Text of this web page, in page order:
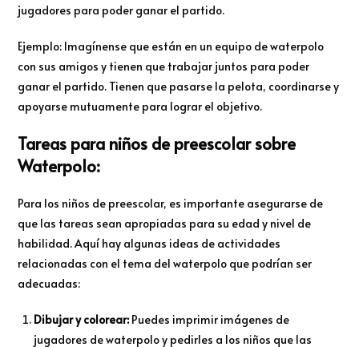
jugadores para poder ganar el partido.
Ejemplo: Imagínense que están en un equipo de waterpolo
con sus amigos y tienen que trabajar juntos para poder
ganar el partido. Tienen que pasarse la pelota, coordinarse y
apoyarse mutuamente para lograr el objetivo.
Tareas para niños de preescolar sobre
Waterpolo:
Para los niños de preescolar, es importante asegurarse de
que las tareas sean apropiadas para su edad y nivel de
habilidad. Aquí hay algunas ideas de actividades
relacionadas con el tema del waterpolo que podrían ser
adecuadas:
Dibujar y colorear: Puedes imprimir imágenes de
jugadores de waterpolo y pedirles a los niños que las